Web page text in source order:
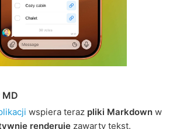
wspiera teraz pliki Markdown w
renderuje zawarty tekst.